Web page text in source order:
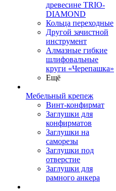
древесине TRIO-
DIAMOND
Кольца переходные
Другой зачистной
инструмент
Алмазные гибкие
шлифовальные
круги «Черепашка»
Ещё
Мебельный крепеж
Винт-конфирмат
Заглушки для
конфирматов
Заглушки на
саморезы
Заглушки под
отверстие
Заглушки для
рамного анкера